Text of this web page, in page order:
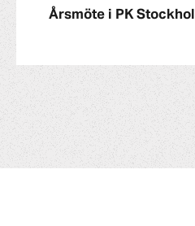
Årsmöte i PK